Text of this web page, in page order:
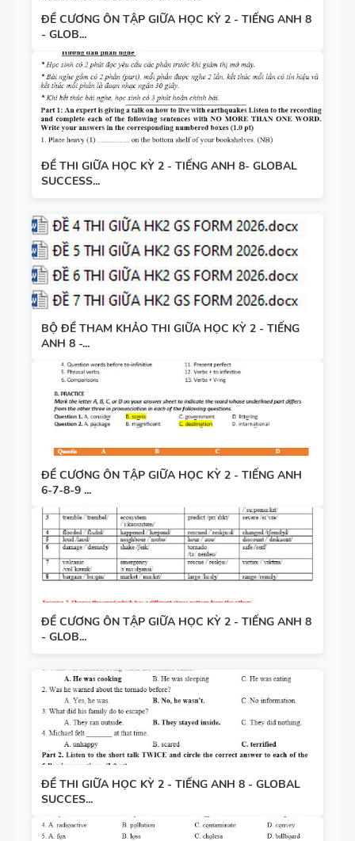
ĐỀ CƯƠNG ÔN TẬP GIỮA HỌC KỲ 2 - TIẾNG ANH 8
- GLOB...
ĐỀ THI GIỮA HỌC KỲ 2 - TIẾNG ANH 8- GLOBAL
SUCCESS...
BỘ ĐỀ THAM KHẢO THI GIỮA HỌC KỲ 2 - TIẾNG
ANH 8 -...
ĐỀ CƯƠNG ÔN TẬP GIỮA HỌC KỲ 2 - TIẾNG ANH
6-7-8-9 ...
ĐỀ CƯƠNG ÔN TẬP GIỮA HỌC KỲ 2 - TIẾNG ANH 8
- GLOB...
ĐỀ THI GIỮA HỌC KỲ 2 - TIẾNG ANH 8 - GLOBAL
SUCCES...